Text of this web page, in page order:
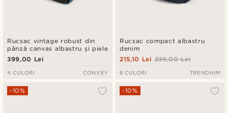
Rucsac vintage robust din
pânză canvas albastru și piele
399,00 Lei
4 CULORI CONVEY
Rucsac compact albastru
denim
239,00 Lei
215,10 Lei
6 CULORI TRENDHIM
-10% -10%